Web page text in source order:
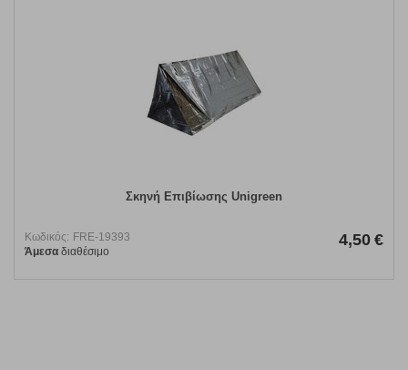
Σκηνή Επιβίωσης Unigreen
Κωδικός: FRE-19393
Άμεσα διαθέσιμο
4,50 €